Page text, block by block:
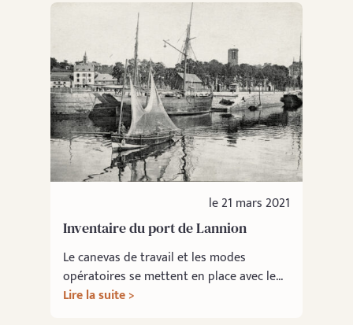
le 21 mars 2021
Inventaire du port de Lannion
Le canevas de travail et les modes
opératoires se mettent en place avec le...
Lire la suite >